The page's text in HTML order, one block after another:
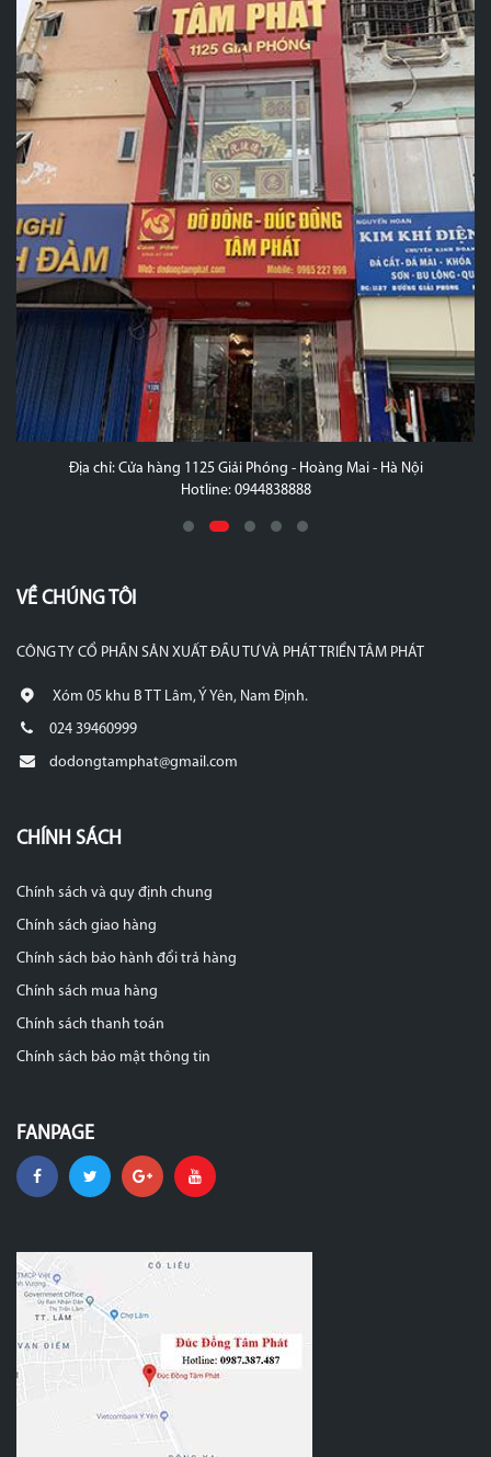
Địa chỉ: Cửa hàng 1125 Giải Phóng - Hoàng Mai - Hà Nội
Hotline: 0944838888
VỀ CHÚNG TÔI
CÔNG TY CỔ PHẦN SẢN XUẤT ĐẦU TƯ VÀ PHÁT TRIỂN TÂM PHÁT
Xóm 05 khu B TT Lâm, Ý Yên, Nam Định.
024 39460999
dodongtamphat@gmail.com
CHÍNH SÁCH
Chính sách và quy định chung
Chính sách giao hàng
Chính sách bảo hành đổi trả hàng
Chính sách mua hàng
Chính sách thanh toán
Chính sách bảo mật thông tin
FANPAGE